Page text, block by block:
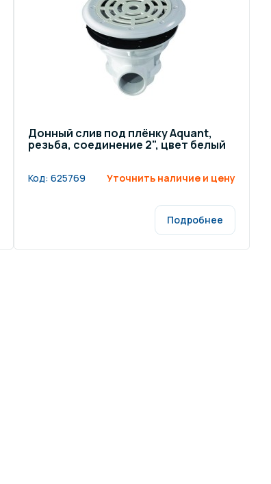
Измерение параметров воды
Строительные материалы
Донный слив под плёнку Aquant,
резьба, соединение 2", цвет белый
Код: 625769 Уточнить наличие и цену
Подробнее